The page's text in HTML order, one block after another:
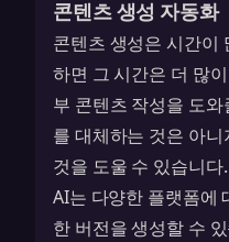
콘텐츠 생성 자동화
콘텐츠 생성은 시간이
하면 그 시간은 더 많
부 콘텐츠 작성을 도
를 대체하는 것은 아
것을 도울 수 있습니다
AI는 다양한 플랫폼에
한 버전을 생성할 수